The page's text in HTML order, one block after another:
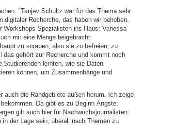
"Tanjev Schultz war für das Thema sehr
Recherche, das haben wir behoben.
Workshops Spezialisten ins Haus: Vanessa
mir eine Menge beigebracht.
zu scrapen, also sie zu befreien, zu
das gehört zur Recherche und kommt noch
Studierenden lernten, wie sie Daten
können, um Zusammenhänge und
auch die Randgebiete außen herum. Ich zeige
Da gibt es zu Beginn Ängste:
gilt auch hier für Nachwuchsjournalisten:
der Lage sein, überall nach Themen zu